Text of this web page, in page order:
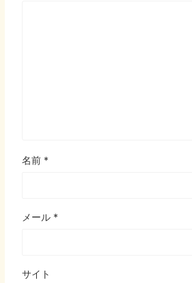
名前 *
メール *
サイト